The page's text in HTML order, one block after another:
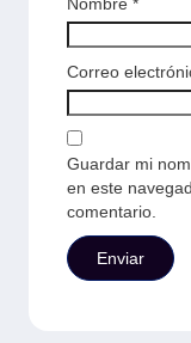
Correo
Guardar mi
en este
comentario.